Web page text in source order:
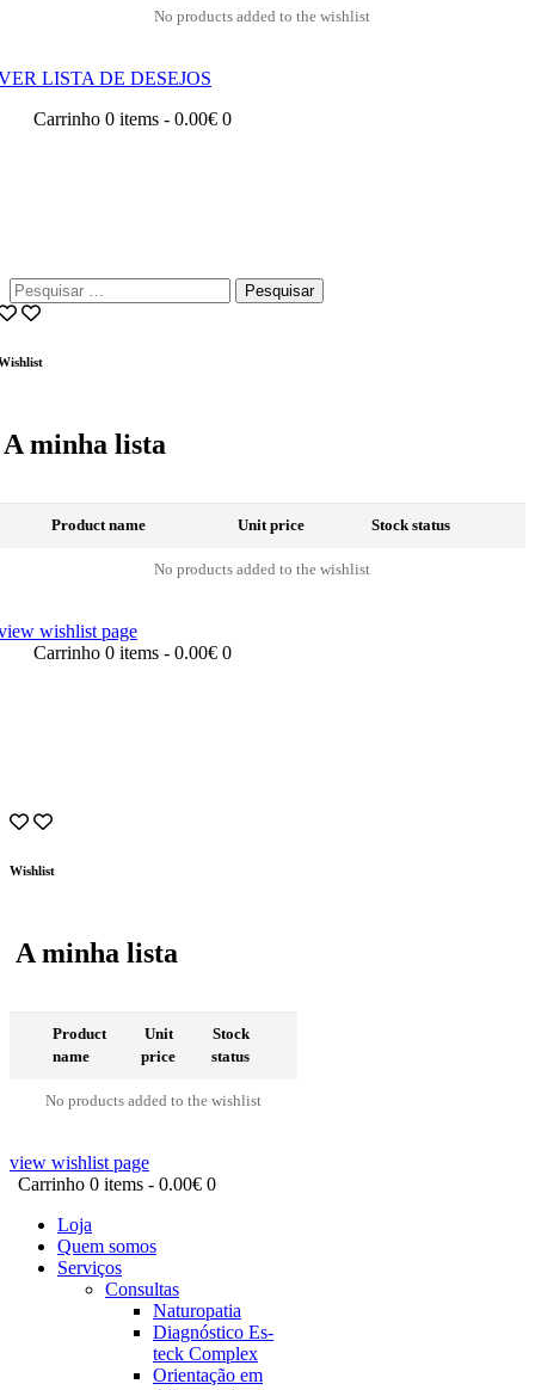
No products added to the wishlist
LISTA DE DESEJOS
Carrinho 0 items - 0.00€ 0
Pesquisar
por:
A minha lista
Product name Unit price Stock status
No products added to the wishlist
wishlist page
Carrinho 0 items - 0.00€ 0
Wishlist
A minha lista
Product
name
Unit
price
Stock
status
No products added to the wishlist
view wishlist page
Carrinho 0 items - 0.00€ 0
Loja
Quem somos
Serviços
Consultas
Naturopatia
Diagnóstico Es-
teck Complex
Orientação em